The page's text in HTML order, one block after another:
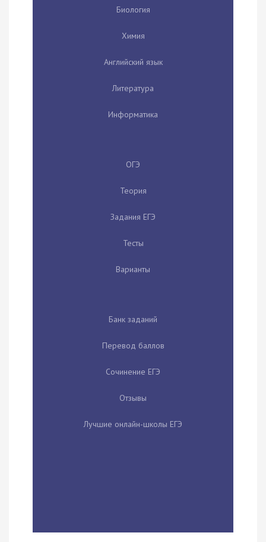
Биология
Химия
Английский язык
Литература
Информатика
ОГЭ
Теория
Задания ЕГЭ
Тесты
Варианты
Банк заданий
Перевод баллов
Сочинение ЕГЭ
Отзывы
Лучшие онлайн-школы ЕГЭ